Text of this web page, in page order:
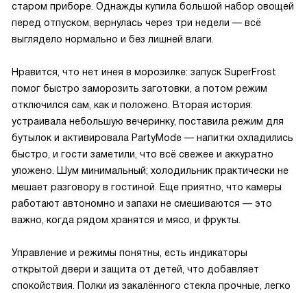
старом приборе. Однажды купила большой набор овощей
перед отпуском, вернулась через три недели — всё
выглядело нормально и без лишней влаги.
Нравится, что нет инея в морозилке: запуск SuperFrost
помог быстро заморозить заготовки, а потом режим
отключился сам, как и положено. Вторая история:
устраивала небольшую вечеринку, поставила режим для
бутылок и активировала PartyMode — напитки охладились
быстро, и гости заметили, что всё свежее и аккуратно
уложено. Шум минимальный; холодильник практически не
мешает разговору в гостиной. Еще приятно, что камеры
работают автономно и запахи не смешиваются — это
важно, когда рядом хранятся и мясо, и фрукты.
Управление и режимы понятны, есть индикаторы
открытой двери и защита от детей, что добавляет
спокойствия. Полки из закалённого стекла прочные, легко